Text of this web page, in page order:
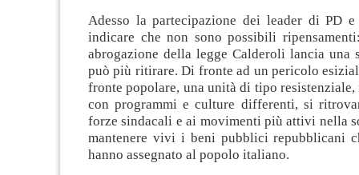
Adesso la partecipazione dei leader di PD
indicare che non sono possibili
abrogazione della legge Calderoli lancia una
può più ritirare. Di fronte ad un pericolo
fronte popolare, una unità di tipo
con programmi e culture differenti, si
forze sindacali e ai movimenti più attivi nella
mantenere vivi i beni pubblici repubblicani
hanno assegnato al popolo italiano.